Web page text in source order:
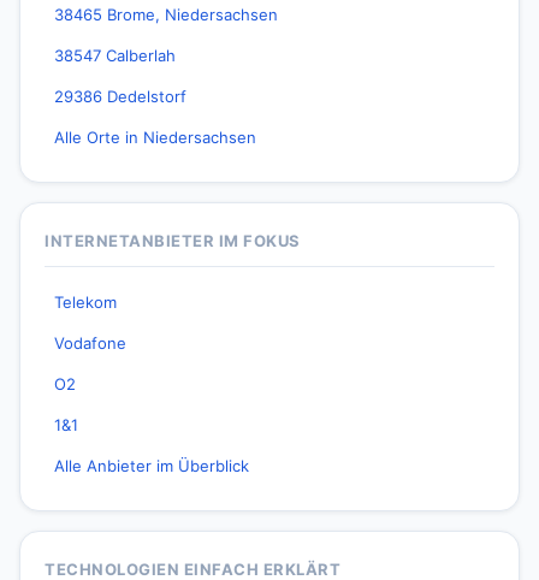
38465 Brome, Niedersachsen
38547 Calberlah
29386 Dedelstorf
Alle Orte in Niedersachsen
INTERNETANBIETER IM FOKUS
Telekom
Vodafone
O2
1&1
Alle Anbieter im Überblick
TECHNOLOGIEN EINFACH ERKLÄRT